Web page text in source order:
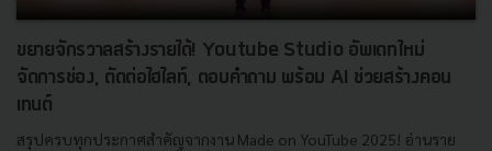
ขยายจักรวาลสร้างรายได้! Youtube Studio อัพเดทใหม่
จัดการช่อง, ตัดต่อไฮไลท์, ตอบคำถาม พร้อม AI ช่วยสร้างคอน
เทนต์
สรุปครบทุกประกาศสำคัญจากงาน Made on YouTube 2025! อ่านราย